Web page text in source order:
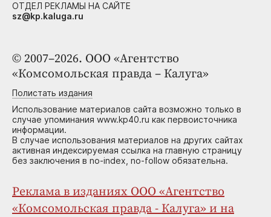
© 2007–2026. ООО «Агентство
«Комсомольская правда – Калуга»
Полистать издания
Использование материалов сайта возможно только в
случае упоминания www.kp40.ru как первоисточника
информации.
В случае использования материалов на других сайтах
активная индексируемая ссылка на главную страницу
без заключения в no-index, no-follow обязательна.
Реклама в изданиях ООО «Агентство
«Комсомольская правда - Калуга» и на
ОТДЕЛ РЕКЛАМЫ НА САЙТЕ
sz@kp.kaluga.ru